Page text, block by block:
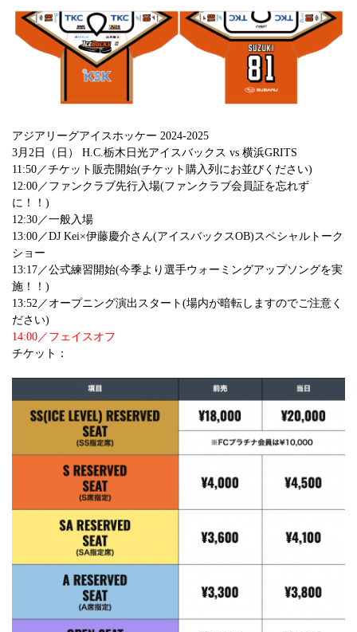
アジアリーグアイスホッケー 2024-2025
3月2日（日） H.C.栃木日光アイスバックス vs 横浜GRITS
11:50／チケット販売開始(チケット購入列にお並びください)
12:00／ファンクラブ先行入場(ファンクラブ会員証を忘れず
に！！)
12:30／一般入場
13:00／DJ Kei×伊藤慶介さん(アイスバックスOB)スペシャルトーク
ショー
13:17／公式練習開始(今季より選手ウォーミングアップソングを実
施！！)
13:52／オープニング演出スタート(場内が暗転しますのでご注意く
ださい)
14:00／フェイスオフ
チケット：